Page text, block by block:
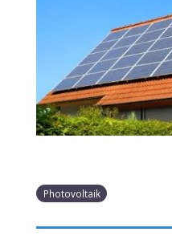
Photovoltaik